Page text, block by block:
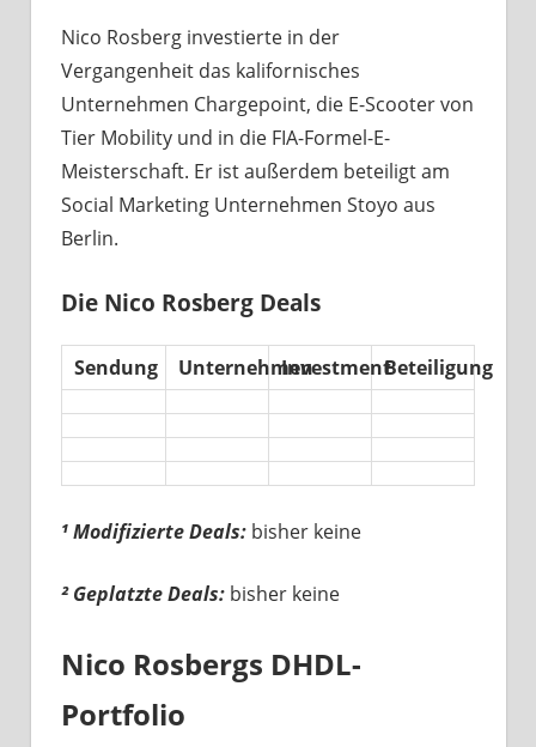
Nico Rosberg investierte in der
Vergangenheit das kalifornisches
Unternehmen Chargepoint, die E-Scooter von
Tier Mobility und in die FIA-Formel-E-
Meisterschaft. Er ist außerdem beteiligt am
Social Marketing Unternehmen Stoyo aus
Berlin.
Die Nico Rosberg Deals
Sendung UnternehmenInvestmentBeteiligung
¹ Modifizierte Deals: bisher keine
² Geplatzte Deals: bisher keine
Nico Rosbergs DHDL-
Portfolio